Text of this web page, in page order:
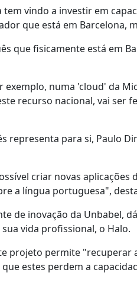
tem vindo a investir em
que está em Barcelona,
que fisicamente está em
numa 'cloud' da
recurso nacional, vai
representa para si, Paulo
criar novas
a língua portuguesa",
de inovação da Unbabel,
vida profissional, o Halo.
projeto permite
estes perdem a